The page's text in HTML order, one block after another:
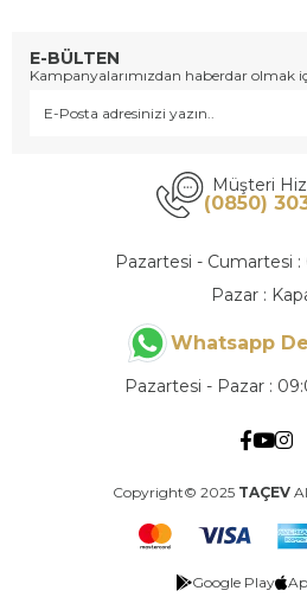
E-BÜLTEN
Kampanyalarımızdan haberdar olmak
Müşteri
(0850)
Pazartesi - Cumartesi
Pazar :
Whatsapp
Pazartesi - Pazar :
Copyright© 2025 TAÇEV
Google Play